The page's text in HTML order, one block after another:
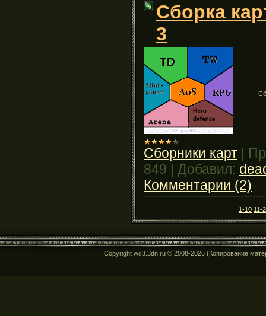
Сборка
3
Сборники карт |
849 | Добавил:
Комментарии (2)
1-10 11-
Copyright wc3.3dn.ru © 2008-2026 (Копирование